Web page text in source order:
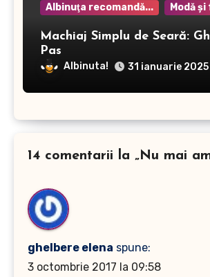
Albinuţa recomandă... Modă
Machiaj Simplu de Seară:
Pas
Albinuta! 31 ianuarie 2025
14 comentarii la „Nu mai
ghelbere elena spune:
3 octombrie 2017 la 09:58